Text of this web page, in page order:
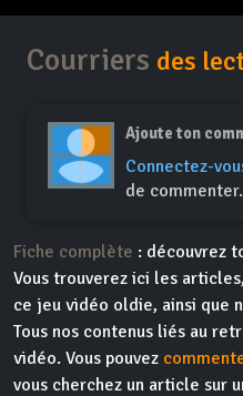
Courriers des
Ajoute ton
Connectez-
de commenter.
Fiche complète : découvrez
Vous trouverez ici les
ce jeu vidéo oldie, ainsi que
Tous nos contenus liés au
vidéo. Vous pouvez
vous cherchez un article sur